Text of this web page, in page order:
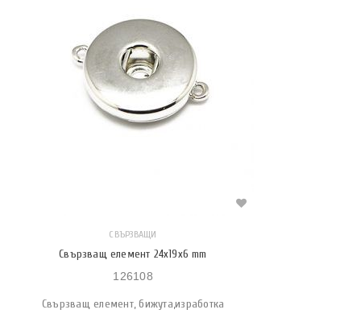
СВЪРЗВАЩИ
Свързващ елемент 24х19х6 mm
126108
Свързващ елемент, бижута,изработка